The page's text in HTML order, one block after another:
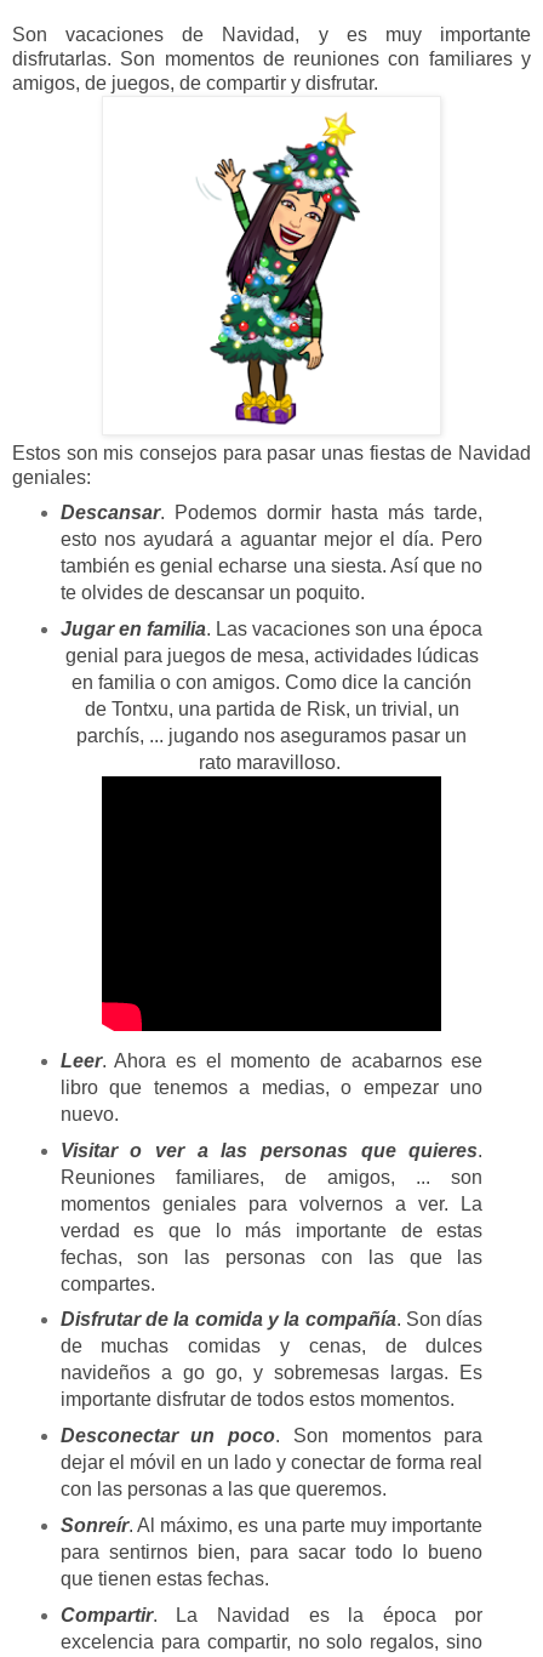
Son vacaciones de Navidad, y es muy importante
disfrutarlas. Son momentos de reuniones con familiares y
amigos, de juegos, de compartir y disfrutar.
Estos son mis consejos para pasar unas fiestas de Navidad
geniales:
Descansar. Podemos dormir hasta más tarde,
esto nos ayudará a aguantar mejor el día. Pero
también es genial echarse una siesta. Así que no
te olvides de descansar un poquito.
Jugar en familia. Las vacaciones son una época
genial para juegos de mesa, actividades lúdicas
en familia o con amigos. Como dice la canción
de Tontxu, una partida de Risk, un trivial, un
parchís, ... jugando nos aseguramos pasar un
rato maravilloso.
Leer. Ahora es el momento de acabarnos ese
libro que tenemos a medias, o empezar uno
nuevo.
Visitar o ver a las personas que quieres.
Reuniones familiares, de amigos, ... son
momentos geniales para volvernos a ver. La
verdad es que lo más importante de estas
fechas, son las personas con las que las
compartes.
Disfrutar de la comida y la compañía. Son días
de muchas comidas y cenas, de dulces
navideños a go go, y sobremesas largas. Es
importante disfrutar de todos estos momentos.
Desconectar un poco. Son momentos para
dejar el móvil en un lado y conectar de forma real
con las personas a las que queremos.
Sonreír. Al máximo, es una parte muy importante
para sentirnos bien, para sacar todo lo bueno
que tienen estas fechas.
Compartir. La Navidad es la época por
excelencia para compartir, no solo regalos, sino